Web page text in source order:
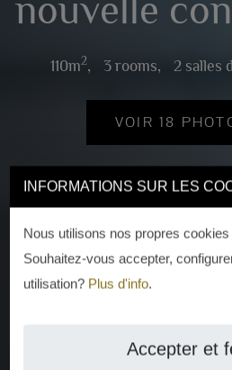
INFORMATIONS SUR LES
Nous utilisons nos propres
Souhaitez-vous accepter,
utilisation? Plus d'info.
Accepter et
nouvelle
110m2, 3 rooms, 2 salles
VOIR 18